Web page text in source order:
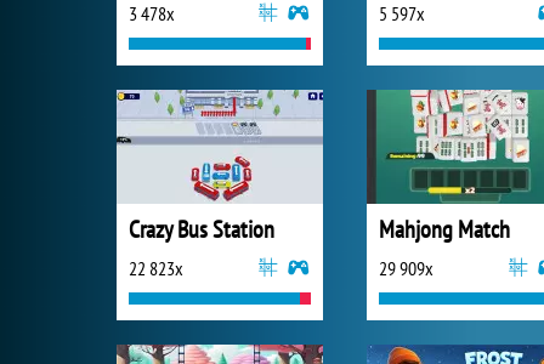
3 478x 5 597x
Crazy Bus Station
22 823x
Mahjong Match
29 909x